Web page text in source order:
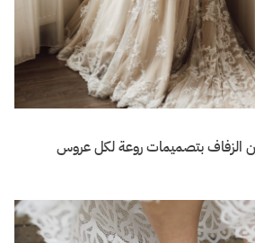
الزفاف بتصميمات روعة لكل عروس